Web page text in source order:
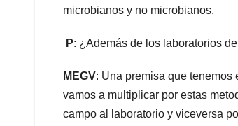
microbianos y no microbianos.
P: ¿Además de los laboratorios
MEGV: Una premisa que
vamos a multiplicar por estas
campo al laboratorio y viceversa